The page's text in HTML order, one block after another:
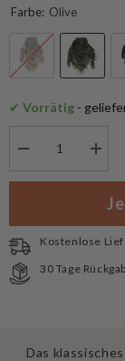
Farbe: Olive
✔ Vorrätig -
für
PLO
Halstuch
Menge
für
MFH
PLO
Kostenlose
30 Tage
Das